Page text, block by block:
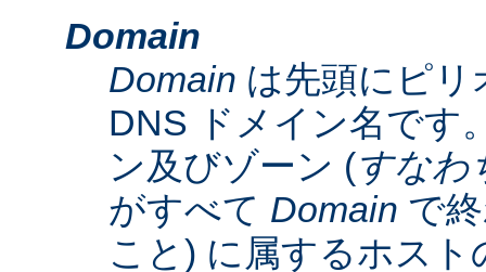
Domain
Domain は先頭にピリ
DNS ドメイン名です
ン及びゾーン (すなわ
がすべて Domain で
こと) に属するホス